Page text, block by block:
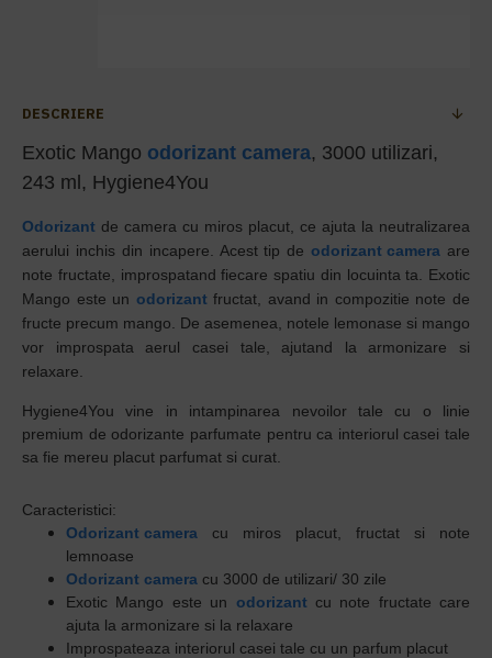
DESCRIERE
Exotic Mango odorizant camera, 3000 utilizari,
243 ml, Hygiene4You
Odorizant de camera cu miros placut, ce ajuta la neutralizarea
aerului inchis din incapere. Acest tip deodorizant camera are
note fructate, improspatand fiecare spatiu din locuinta ta. Exotic
Mango este un odorizantfructat, avand in compozitie note de
fructe precum mango. De asemenea, notele lemonase si mango
vor improspata aerul casei tale, ajutand la armonizare si
relaxare.
Hygiene4You vine in intampinarea nevoilor tale cu o linie
premium de odorizante parfumate pentru ca interiorul casei tale
sa fie mereu placut parfumat si curat.
Caracteristici:
Odorizant camera cu miros placut, fructat si note
lemnoase
Odorizant camera cu 3000 de utilizari/ 30 zile
Exotic Mango este un odorizantcu note fructate care
ajuta la armonizare si la relaxare
Improspateaza interiorul casei tale cu un parfum placut